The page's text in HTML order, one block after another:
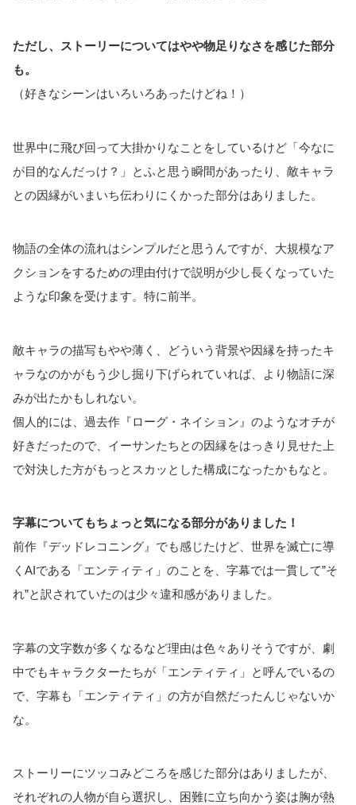
ただし、ストーリーについてはやや物足りなさを感じた部分
も。
（好きなシーンはいろいろあったけどね！）
世界中に飛び回って大掛かりなことをしているけど「今なに
が目的なんだっけ？」とふと思う瞬間があったり、敵キャラ
との因縁がいまいち伝わりにくかった部分はありました。
物語の全体の流れはシンプルだと思うんですが、大規模なア
クションをするための理由付けで説明が少し長くなっていた
ような印象を受けます。特に前半。
敵キャラの描写もやや薄く、どういう背景や因縁を持ったキ
ャラなのかがもう少し掘り下げられていれば、より物語に深
みが出たかもしれない。
個人的には、過去作『ローグ・ネイション』のようなオチが
好きだったので、イーサンたちとの因縁をはっきり見せた上
で対決した方がもっとスカッとした構成になったかもなと。
字幕についてもちょっと気になる部分がありました！
前作『デッドレコニング』でも感じたけど、世界を滅亡に導
くAIである「エンティティ」のことを、字幕では一貫して”そ
れ”と訳されていたのは少々違和感がありました。
字幕の文字数が多くなるなど理由は色々ありそうですが、劇
中でもキャラクターたちが「エンティティ」と呼んでいるの
で、字幕も「エンティティ」の方が自然だったんじゃないか
な。
ストーリーにツッコみどころを感じた部分はありましたが、
それぞれの人物が自ら選択し、困難に立ち向かう姿は胸が熱